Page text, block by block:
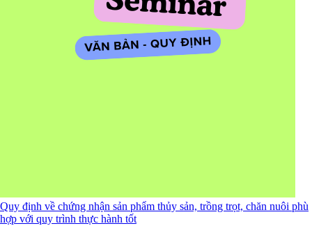
Quy định về chứng nhận sản phẩm thủy sản, trồng trọt, chăn nuôi phù
hợp với quy trình thực hành tốt